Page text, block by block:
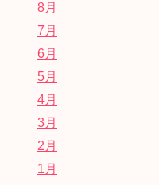
8月
7月
6月
5月
4月
3月
2月
1月